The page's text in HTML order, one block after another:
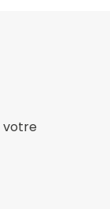
votre